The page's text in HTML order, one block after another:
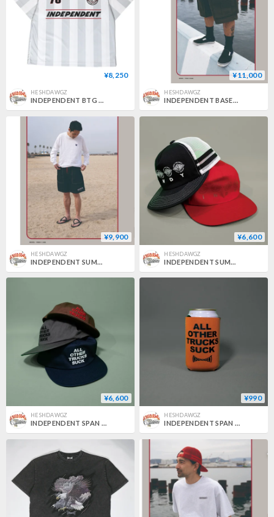
¥8,250
HESHDAWGZ
INDEPENDENT BTG GAME SHIRT JAPAN LIMITED
¥11,000
HESHDAWGZ
INDEPENDENT BASEPLATE CARGO SHORTS JAPAN LIMITED
¥9,900
HESHDAWGZ
INDEPENDENT SUMMIT SEAL INDY SHORTS JAPAN LIMITED
¥6,600
HESHDAWGZ
INDEPENDENT SUMMIT SEAL INDY MESH HAT JAPAN LIMITED
¥6,600
HESHDAWGZ
INDEPENDENT SPAN AOTS 5PANEL HAT JAPAN LIMITED
¥990
HESHDAWGZ
INDEPENDENT SPAN AOTS KOOZIE JAPAN LIMITED